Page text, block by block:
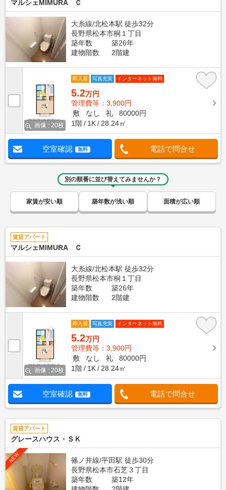
マルシェMIMURA Ｃ
大糸線/北松本駅 徒歩32分
長野県松本市桐１丁目
築年数
築26年
建物階数
2階建
画像 : 20枚
即入居 写真充実 インターネット無料
5.2万円
管理費等：3,900円
敷
なし 礼
80000円
1階
1K 28.24㎡
空室確認 無料 電話で問合せ
別の順番に並び替えてみませんか？
家賃が安い順 築年数が浅い順 面積が広い順
賃貸アパート
マルシェMIMURA Ｃ
大糸線/北松本駅 徒歩32分
長野県松本市桐１丁目
築年数
築26年
建物階数
2階建
画像 : 20枚
即入居 写真充実 インターネット無料
5.2万円
管理費等：3,900円
敷
なし 礼
80000円
1階
1K 28.24㎡
空室確認 無料 電話で問合せ
賃貸アパート
グレースハウス・ＳＫ
NEW
篠ノ井線/平田駅 徒歩30分
長野県松本市石芝３丁目
築年数
築12年